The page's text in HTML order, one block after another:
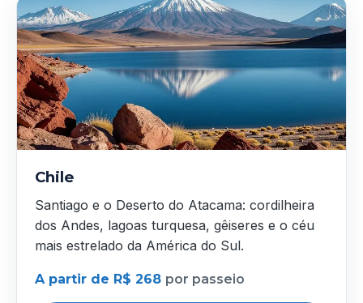
Chile
Santiago e o Deserto do Atacama: cordilheira
dos Andes, lagoas turquesa, gêiseres e o céu
mais estrelado da América do Sul.
A partir de R$ 268 por passeio